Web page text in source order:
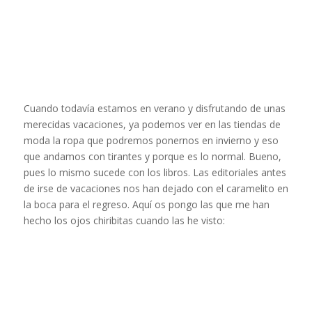
Cuando todavía estamos en verano y disfrutando de unas
merecidas vacaciones, ya podemos ver en las tiendas de
moda la ropa que podremos ponernos en invierno y eso
que andamos con tirantes y porque es lo normal. Bueno,
pues lo mismo sucede con los libros. Las editoriales antes
de irse de vacaciones nos han dejado con el caramelito en
la boca para el regreso. Aquí os pongo las que me han
hecho los ojos chiribitas cuando las he visto: